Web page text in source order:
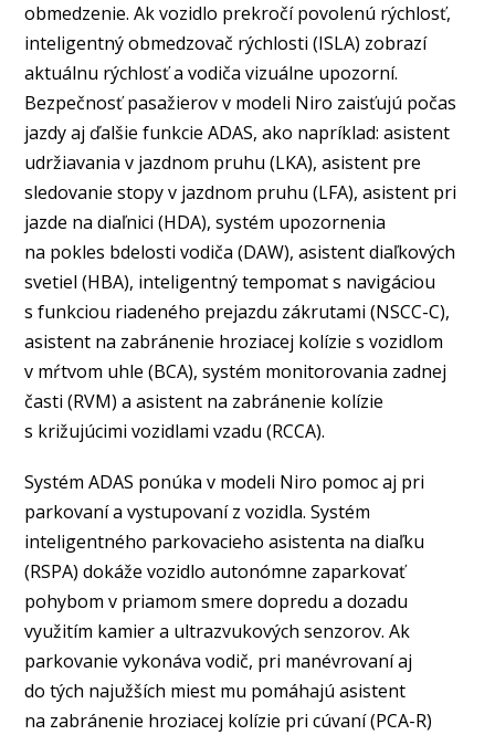
obmedzenie. Ak vozidlo prekročí povolenú rýchlosť,
inteligentný obmedzovač rýchlosti (ISLA) zobrazí
aktuálnu rýchlosť a vodiča vizuálne upozorní.
Bezpečnosť pasažierov v modeli Niro zaisťujú počas
jazdy aj ďalšie funkcie ADAS, ako napríklad: asistent
udržiavania v jazdnom pruhu (LKA), asistent pre
sledovanie stopy v jazdnom pruhu (LFA), asistent pri
jazde na diaľnici (HDA), systém upozornenia
na pokles bdelosti vodiča (DAW), asistent diaľkových
svetiel (HBA), inteligentný tempomat s navigáciou
s funkciou riadeného prejazdu zákrutami (NSCC-C),
asistent na zabránenie hroziacej kolízie s vozidlom
v mŕtvom uhle (BCA), systém monitorovania zadnej
časti (RVM) a asistent na zabránenie kolízie
s križujúcimi vozidlami vzadu (RCCA).
Systém ADAS ponúka v modeli Niro pomoc aj pri
parkovaní a vystupovaní z vozidla. Systém
inteligentného parkovacieho asistenta na diaľku
(RSPA) dokáže vozidlo autonómne zaparkovať
pohybom v priamom smere dopredu a dozadu
využitím kamier a ultrazvukových senzorov. Ak
parkovanie vykonáva vodič, pri manévrovaní aj
do tých najužších miest mu pomáhajú asistent
na zabránenie hroziacej kolízie pri cúvaní (PCA-R)